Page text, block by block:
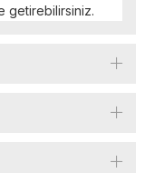
getirebilirsiniz.